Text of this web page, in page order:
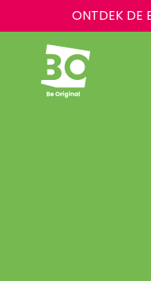
ONTDEK DE